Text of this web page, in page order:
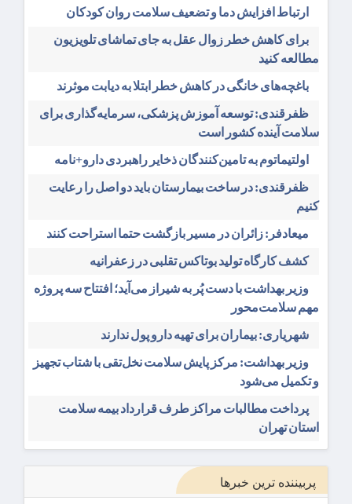
ارتباط افزایش دما و تضعیف سلامت روان کودکان
برای کاهش خطر زوال عقل به جای تماشای تلویزیون
مطالعه کنید
باغچه‌های خانگی در کاهش خطر ابتلا به دیابت موثرند
ظفرقندی: توسعه آموزش پزشکی، سرمایه‌گذاری برای
سلامت آینده کشور است
اولتیماتوم به تامین‌کنندگان ذخایر راهبردی دارو+نامه
ظفرقندی: در ساخت بیمارستان باید دو اصل را رعایت
کنیم
میعادفر: زائران در مسیر بازگشت حتما استراحت کنند
کشف کارگاه تولید بوتاکس تقلبی در زعفرانیه
وزیر بهداشت با دست پُر به شیراز می‌آید؛ افتتاح سه پروژه
مهم سلامت‌محور
شهریاری: بیماران برای تهیه دارو پول ندارند
وزیر بهداشت: مرکز پایش سلامت نخل‌تقی با شتاب تجهیز
و تکمیل می‌شود
پرداخت مطالبات مراکز طرف قرارداد بیمه سلامت
استان تهران
پربیننده ترین خبرها